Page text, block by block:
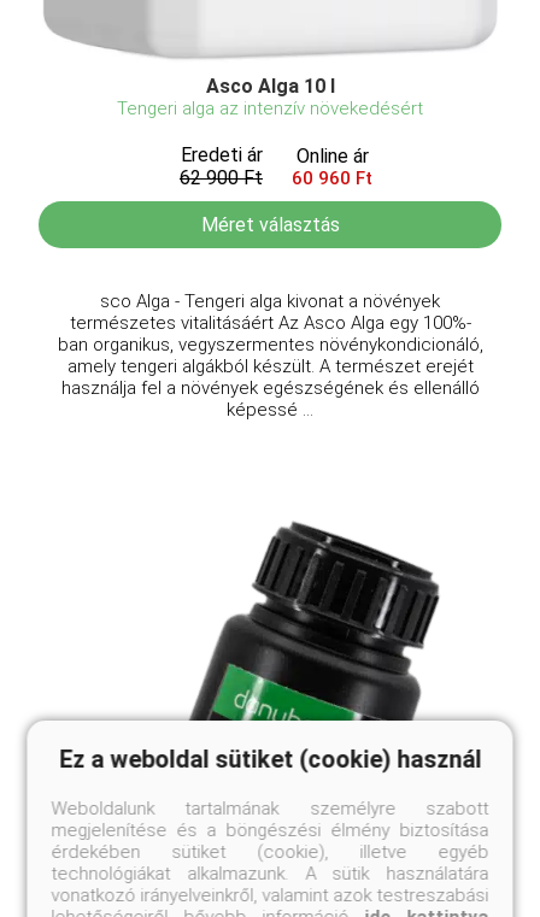
Asco Alga 10 l
Tengeri alga az intenzív növekedésért
Eredeti ár
62 900 Ft
Online ár
60 960 Ft
Méret választás
sco Alga - Tengeri alga kivonat a növények
természetes vitalitásáért Az Asco Alga egy 100%-
ban organikus, vegyszermentes növénykondicionáló,
amely tengeri algákból készült. A természet erejét
használja fel a növények egészségének és ellenálló
képessé ...
Ez a weboldal sütiket (cookie) használ
Weboldalunk tartalmának személyre szabott
megjelenítése és a böngészési élmény biztosítása
érdekében sütiket (cookie), illetve egyéb
technológiákat alkalmazunk. A sütik használatára
vonatkozó irányelveinkről, valamint azok testreszabási